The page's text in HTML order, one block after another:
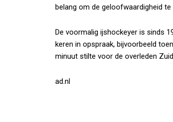
belang om de geloofwaardigheid te
De voormalig ijshockeyer is sinds
keren in opspraak, bijvoorbeeld
minuut stilte voor de overleden
ad.nl